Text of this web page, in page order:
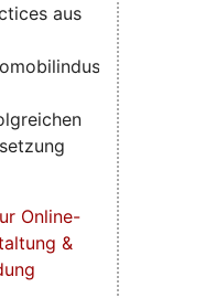
aus
Online-
&